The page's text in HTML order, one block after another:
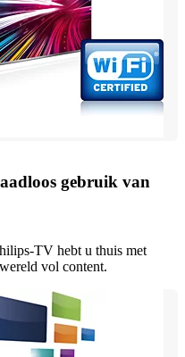
gebruik van
TV hebt u thuis met
vol content.